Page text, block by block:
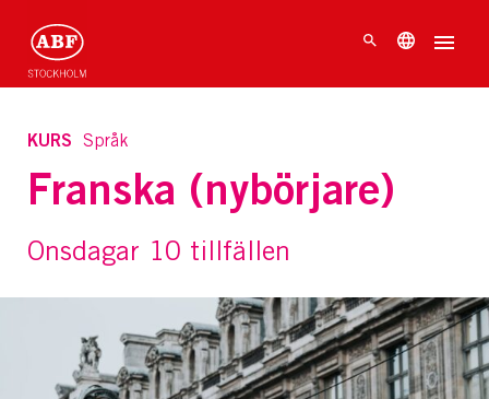
KURS Språk
Franska (nybörjare)
Onsdagar 10 tillfällen